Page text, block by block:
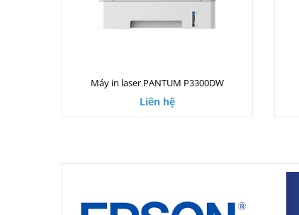
Máy in laser PANTUM P3300DW
Liên hệ